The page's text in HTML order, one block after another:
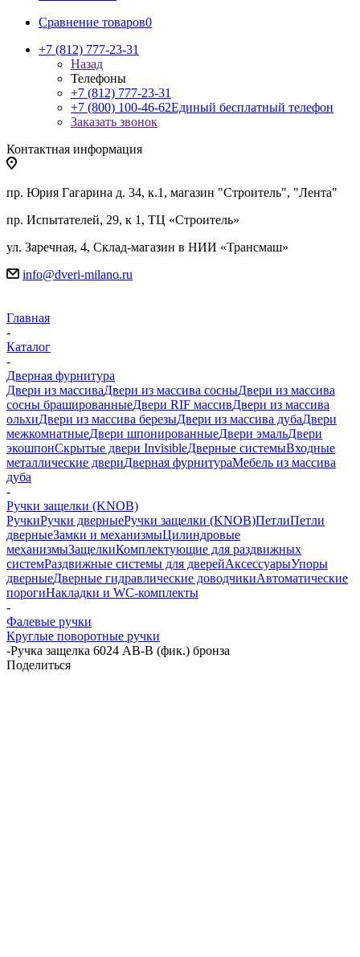
Сравнение товаров0
+7 (812) 777-23-31
Назад
Телефоны
+7 (812) 777-23-31
+7 (800) 100-46-62Единый бесплатный телефон
Заказать звонок
Контактная информация
пр. Юрия Гагарина д. 34, к.1, магазин "Строитель", "Лента"
пр. Испытателей, 29, к 1, ТЦ «Строитель»
ул. Заречная, 4, Склад-магазин в НИИ «Трансмаш»
info@dveri-milano.ru
Главная
-
Каталог
-
Дверная фурнитура
Двери из массиваДвери из массива сосныДвери из массива
сосны брашированныеДвери RIF массивДвери из массива
ольхиДвери из массива березыДвери из массива дубаДвери
межкомнатныеДвери шпонированныеДвери эмальДвери
экошпонСкрытые двери InvisibleДверные системыВходные
металлические двериДверная фурнитураМебель из массива
дуба
-
Ручки защелки (KNOB)
РучкиРучки дверныеРучки защелки (KNOB)ПетлиПетли
дверныеЗамки и механизмыЦилиндровые
механизмыЗащелкиКомплектующие для раздвижных
системРаздвижные системы для дверейАксессуарыУпоры
дверныеДверные гидравлические доводчикиАвтоматические
порогиНакладки и WC-комплекты
-
Фалевые ручки
Круглые поворотные ручки
-Ручка защелка 6024 AB-B (фик.) бронза
Поделиться